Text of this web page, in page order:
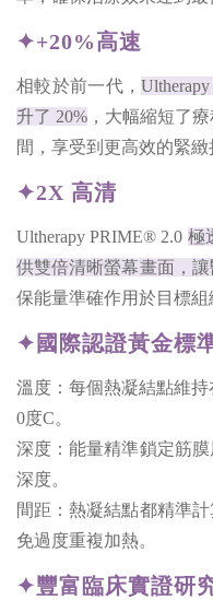
✦+20%高速
相較於前一代，
升了 20% ，大幅縮短了
間，享受到更高效的緊緻
✦2X 高清
Ultherapy PRIME® 2.0 極
供雙倍清晰螢幕畫面，
保能量準確作用於目標組
✦國際認證黃金標
溫度：每個熱凝結點維
0度C。
深度：能量精準鎖定筋
深度。
間距：熱凝結點都精準
免過度重複加熱。
✦豐富臨床實證研